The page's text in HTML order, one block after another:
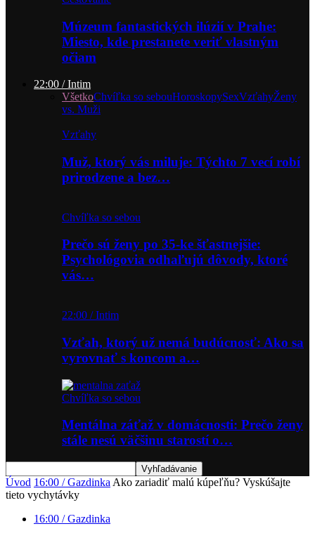
Múzeum fantastických ilúzií v Prahe:
Miesto, kde prestanete veriť vlastným
očiam
22:00 / Intim
VšetkoChvíľka so sebouHoroskopySexVzťahyŽeny
vs. Muži
Vzťahy
Muž, ktorý vás miluje: Týchto 7 vecí robí
prirodzene a bez…
Chvíľka so sebou
Prečo sú ženy po 35-ke šťastnejšie:
Psychológovia odhaľujú dôvody, ktoré
vás…
22:00 / Intim
Vzťah, ktorý už nemá budúcnosť: Ako sa
vyrovnať s koncom a…
Chvíľka so sebou
Mentálna záťaž v domácnosti: Prečo ženy
stále nesú väčšinu starostí o…
Úvod 16:00 / Gazdinka Ako zariadiť malú kúpeľňu? Vyskúšajte
tieto vychytávky
16:00 / Gazdinka